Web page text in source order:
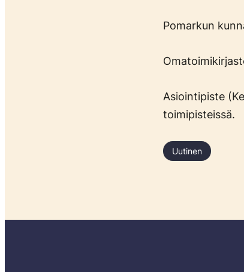
Pomarkun
Asiointipiste
toimipisteissä.
Uutinen